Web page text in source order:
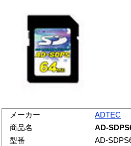
メーカー
ADTEC
商品名
AD-
型番
AD-